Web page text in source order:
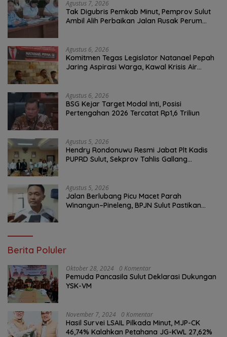
Agustus 7, 2026
Tak Digubris Pemkab Minut, Pemprov Sulut
Ambil Alih Perbaikan Jalan Rusak Perum
Agustus 6, 2026
Komitmen Tegas Legislator Natanael Pepah
Jaring Aspirasi Warga, Kawal Krisis Air
Agustus 6, 2026
BSG Kejar Target Modal Inti, Posisi
Pertengahan 2026 Tercatat Rp1,6 Triliun
Agustus 5, 2026
Hendry Rondonuwu Resmi Jabat Plt Kadis
PUPRD Sulut, Sekprov Tahlis Gallang
Agustus 5, 2026
Jalan Berlubang Picu Macet Parah
Winangun–Pineleng, BPJN Sulut Pastikan
Berita Poluler
Oktober 28, 2024 0 Komentar
Pemuda Pancasila Sulut Deklarasi Dukungan
YSK-VM
November 7, 2024 0 Komentar
Hasil Survei LSAIL Pilkada Minut, MJP-CK
46,74% Kalahkan Petahana JG-KWL 27,62%